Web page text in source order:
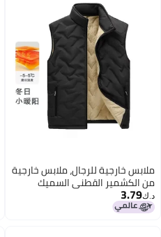
ملابس خارجية للرجال، ملابس خارجية
من الكشمير القطني السميك
المقاوم للرياح، جاكيتات قطنية ذات
ياقة واقفة بحجم كبير فضفاض،
د.ك‏3.79